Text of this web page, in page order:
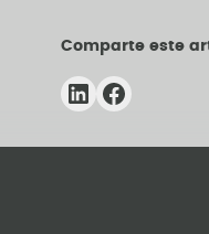
Comparte este